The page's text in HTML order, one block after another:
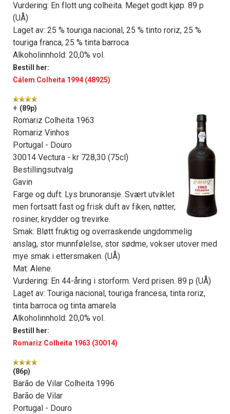
Vurdering: En flott ung colheita. Meget godt kjøp. 89 p
(UÅ)
Laget av: 25 % touriga nacional, 25 % tinto roriz, 25 %
touriga franca, 25 % tinta barroca
Alkoholinnhold: 20,0% vol.
Bestill her:
Cálem Colheita 1994 (48925)
+ (89p)
Romariz Colheita 1963
Romariz Vinhos
Portugal - Douro
30014 Vectura - kr 728,30 (75cl)
Bestillingsutvalg
Gavin
Farge og duft: Lys brunoransje. Svært utviklet
men fortsatt fast og frisk duft av fiken, nøtter,
rosiner, krydder og trevirke.
Smak: Bløtt fruktig og overraskende ungdommelig
anslag, stor munnfølelse, stor sødme, vokser utover med
mye smak i ettersmaken. (UÅ)
Mat: Alene.
Vurdering: En 44-åring i storform. Verd prisen. 89 p (UÅ)
Laget av: Touriga nacional, touriga francesa, tinta roriz,
tinta barroca og tinta amarela
Alkoholinnhold: 20,0% vol.
Bestill her:
Romariz Colheita 1963 (30014)
(86p)
Barão de Vilar Colheita 1996
Barão de Vilar
Portugal - Douro